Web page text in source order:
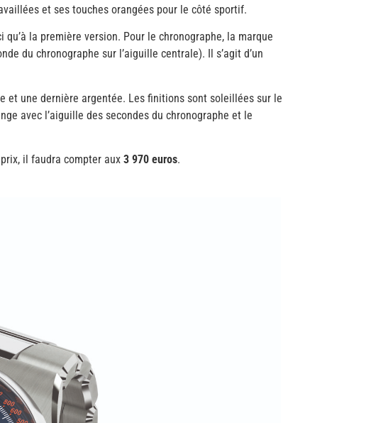
et ses touches orangées pour le côté sportif.
la première version. Pour le chronographe, la marque
du chronographe sur l’aiguille centrale). Il s’agit d’un
et une dernière argentée. Les finitions sont soleillées sur le
avec l’aiguille des secondes du chronographe et le
il faudra compter aux 3 970 euros.